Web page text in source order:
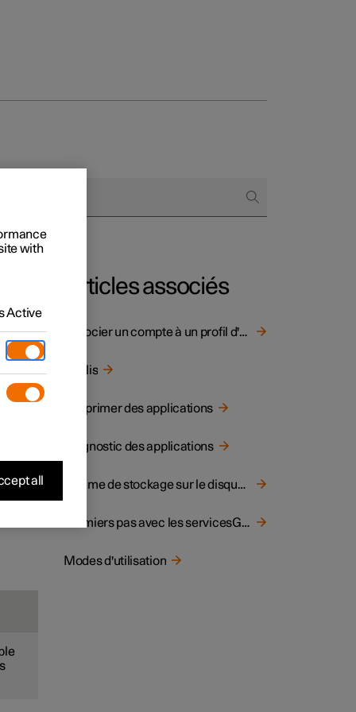
de financement
en nature
la
Articles associés
Associer un compte à un profil d'utilisateur
Applis
Supprimer des applications
Diagnostic des applications
Volume de stockage sur le disque dur
Premiers pas avec les servicesGoogle
Modes d'utilisation
with
Active
all